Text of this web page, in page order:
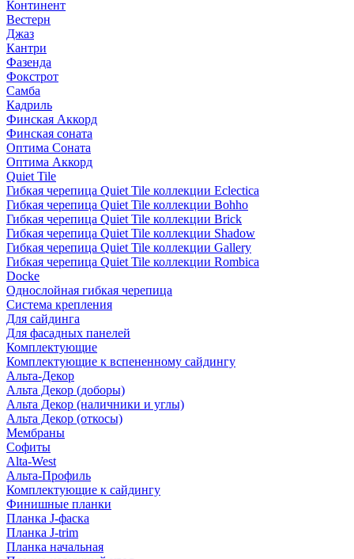
Континент
Вестерн
Джаз
Кантри
Фазенда
Фокстрот
Самба
Кадриль
Финская Аккорд
Финская соната
Оптима Соната
Оптима Аккорд
Quiet Tile
Гибкая черепица Quiet Tile коллекции Eclectica
Гибкая черепица Quiet Tile коллекции Bohho
Гибкая черепица Quiet Tile коллекции Brick
Гибкая черепица Quiet Tile коллекции Shadow
Гибкая черепица Quiet Tile коллекции Gallery
Гибкая черепица Quiet Tile коллекции Rombica
Docke
Однослойная гибкая черепица
Система крепления
Для сайдинга
Для фасадных панелей
Комплектующие
Комплектующие к вспененному сайдингу
Альта-Декор
Альта Декор (доборы)
Альта Декор (наличники и углы)
Альта Декор (откосы)
Мембраны
Софиты
Alta-West
Альта-Профиль
Комплектующие к сайдингу
Финишные планки
Планка J-фаска
Планка J-trim
Планка начальная